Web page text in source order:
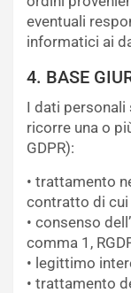
eventuali
informatici ai
4. BASE
I dati
ricorre una o
GDPR):
• trattamento
contratto di cui
• consenso
comma 1,
• legittimo
• trattamento